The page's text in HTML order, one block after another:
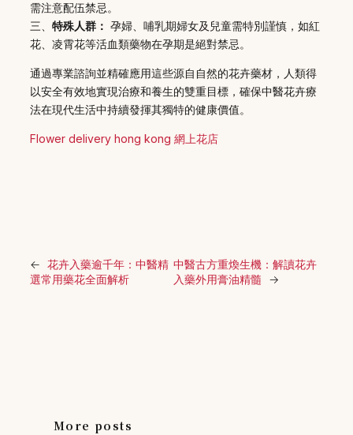
需注意配伍禁忌。
三、 特殊人群： 孕婦、哺乳期婦女及兒童需特別謹慎，如紅
花、凌霄花等活血類藥物在孕期是絕對禁忌。
通過專業諮詢並精確應用這些源自自然的花卉藥材，人類得
以安全有效地實現治療和養生的雙重目標，確保中醫花卉療
法在現代生活中持續發揮其獨特的健康價值。
Flower delivery hong kong 網上花店
← 花卉入藥逾千年：中醫精
選常用藥花全面解析
中醫古方重煥生機：解讀花卉
入藥外用膏油精髓
→
More posts